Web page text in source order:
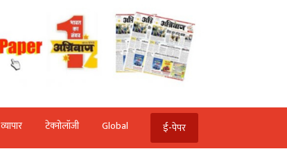
व्‍यापार टेक्‍नोलॉजी Global ई-पेपर